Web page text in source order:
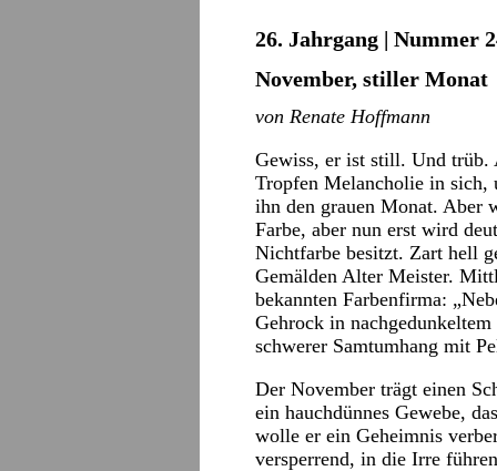
26. Jahrgang | Nummer
November, stiller Monat
von Renate Hoffmann
Gewiss, er ist still. Und trüb.
Tropfen Melancholie in sich,
ihn den grauen Monat. Aber
Farbe, aber nun erst wird
Nichtfarbe besitzt. Zart hell
Gemälden Alter Meister.
bekannten Farbenfirma:
Gehrock in
schwerer Samtumhang mit
Der November trägt einen
ein hauchdünnes Gewebe,
wolle er ein Geheimnis
versperrend, in die Irre